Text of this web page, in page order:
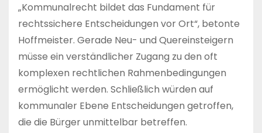
„Kommunalrecht bildet das Fundament für
rechtssichere Entscheidungen vor Ort“, betonte
Hoffmeister. Gerade Neu- und Quereinsteigern
müsse ein verständlicher Zugang zu den oft
komplexen rechtlichen Rahmenbedingungen
ermöglicht werden. Schließlich würden auf
kommunaler Ebene Entscheidungen getroffen,
die die Bürger unmittelbar betreffen.